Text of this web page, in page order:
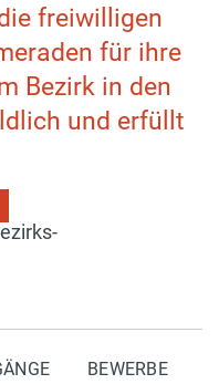
freiwilligen
für ihre
Bezirk in den
und erfüllt
BEWERBE